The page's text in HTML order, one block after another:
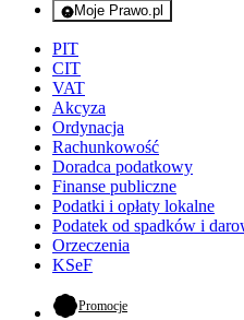
Moje Prawo.pl
- rejestracja i
PIT
CIT
VAT
Akcyza
Ordynacja
Rachunkowość
Doradca podatkowy
Finanse publiczne
Podatki i opłaty lokalne
Podatek od spadków i
Orzeczenia
KSeF
Promocje- otwiera się w nowej